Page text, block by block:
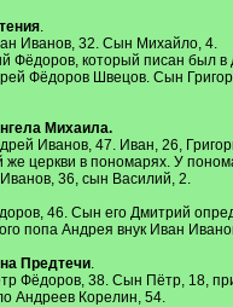
.
Иванов, 32. Сын Михайло, 4.
Фёдоров, который писан был в
Фёдоров Швецов. Сын
Михаила.
Иванов, 47. Иван, 26,
же церкви в пономарях. У
36, сын Василий, 2.
46. Сын его Дмитрий
попа Андрея внук Иван
Предтечи.
Фёдоров, 38. Сын Пётр, 18,
Андреев Корелин, 54.